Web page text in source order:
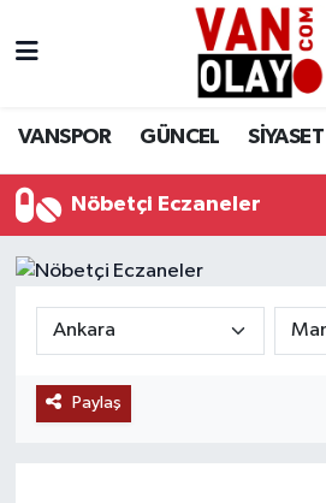
VANSPOR GÜNCEL SİYASET
Nöbetçi Eczaneler
Paylaş
Siyaset
Ekonomi
Sağlık
Eğitim
Van Nöbetçi Eczaneler
Van Namaz Vakitleri
Van Trafik Yoğunluk Haritası
Süper Lig Puan Durumu ve
Tüm Manşetler